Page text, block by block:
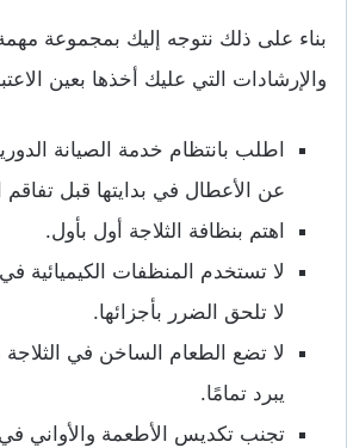
بناء على ذلك نتوجه إليك بمجموعة
والإرشادات التي عليك أخذها بعين
اطلب بانتظام خدمة الصيانة
عن الأعطال في بدايتها قبل تفاقم
اهتم بنظافة الثلاجة أول بأول.
لا تستخدم المنظفات الكيميائية
لا تلحق الضرر بأجزائها.
لا تضع الطعام الساخن في
يبرد تمامًا.
تجنب تكديس الأطعمة والأواني في